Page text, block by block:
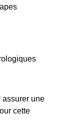
assurer une
cette